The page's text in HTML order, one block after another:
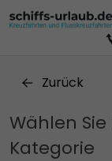
Zurück
Wählen
Kategorie